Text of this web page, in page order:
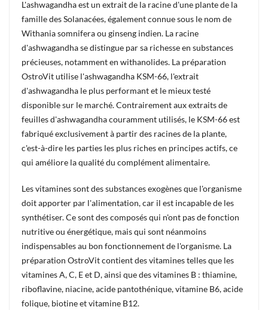
L'ashwagandha est un extrait de la racine d'une plante de la
famille des Solanacées, également connue sous le nom de
Withania somnifera ou ginseng indien. La racine
d'ashwagandha se distingue par sa richesse en substances
précieuses, notamment en withanolides. La préparation
OstroVit utilise l'ashwagandha KSM-66, l'extrait
d'ashwagandha le plus performant et le mieux testé
disponible sur le marché. Contrairement aux extraits de
feuilles d'ashwagandha couramment utilisés, le KSM-66 est
fabriqué exclusivement à partir des racines de la plante,
c'est-à-dire les parties les plus riches en principes actifs, ce
qui améliore la qualité du complément alimentaire.
Les vitaminessont des substances exogènes que l'organisme
doit apporter par l'alimentation, car il est incapable de les
synthétiser. Ce sont des composés qui n'ont pas de fonction
nutritive ou énergétique, mais qui sont néanmoins
indispensables au bon fonctionnement de l'organisme. La
préparation OstroVit contient des vitamines telles que les
vitamines A, C, E et D, ainsi que des vitamines B : thiamine,
riboflavine, niacine, acide pantothénique, vitamine B6, acide
folique, biotine et vitamine B12.